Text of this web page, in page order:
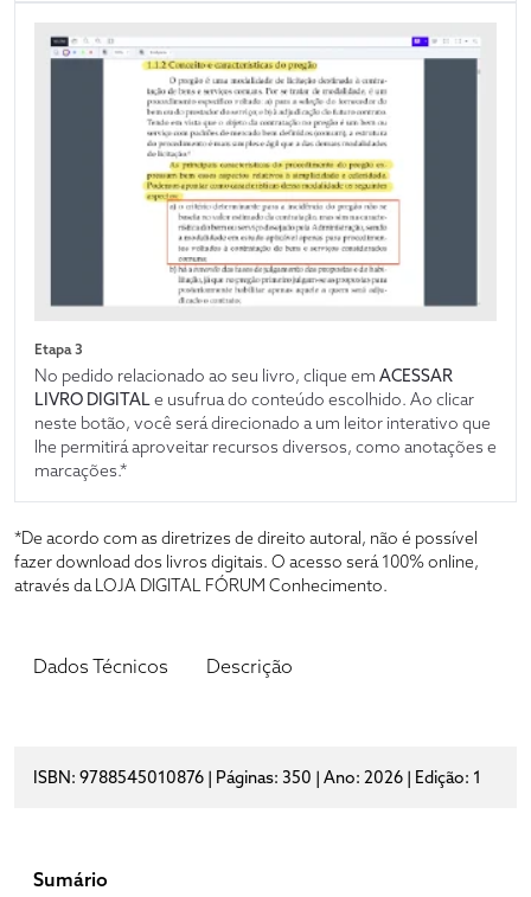
Etapa 3
No pedido relacionado ao seu livro, clique em ACESSAR
LIVRO DIGITALe usufrua do conteúdo escolhido. Ao clicar
neste botão, você será direcionado a um leitor interativo que
lhe permitirá aproveitar recursos diversos, como anotações e
marcações.*
*De acordo com as diretrizes de direito autoral, não é possível
fazer download dos livros digitais. O acesso será 100% online,
através da LOJA DIGITAL FÓRUM Conhecimento.
Dados Técnicos Descrição
ISBN: 9788545010876 | Páginas: 350 | Ano: 2026 | Edição: 1
Sumário